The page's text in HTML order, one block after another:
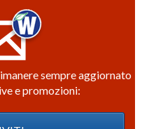
sempre aggiornato
e promozioni: